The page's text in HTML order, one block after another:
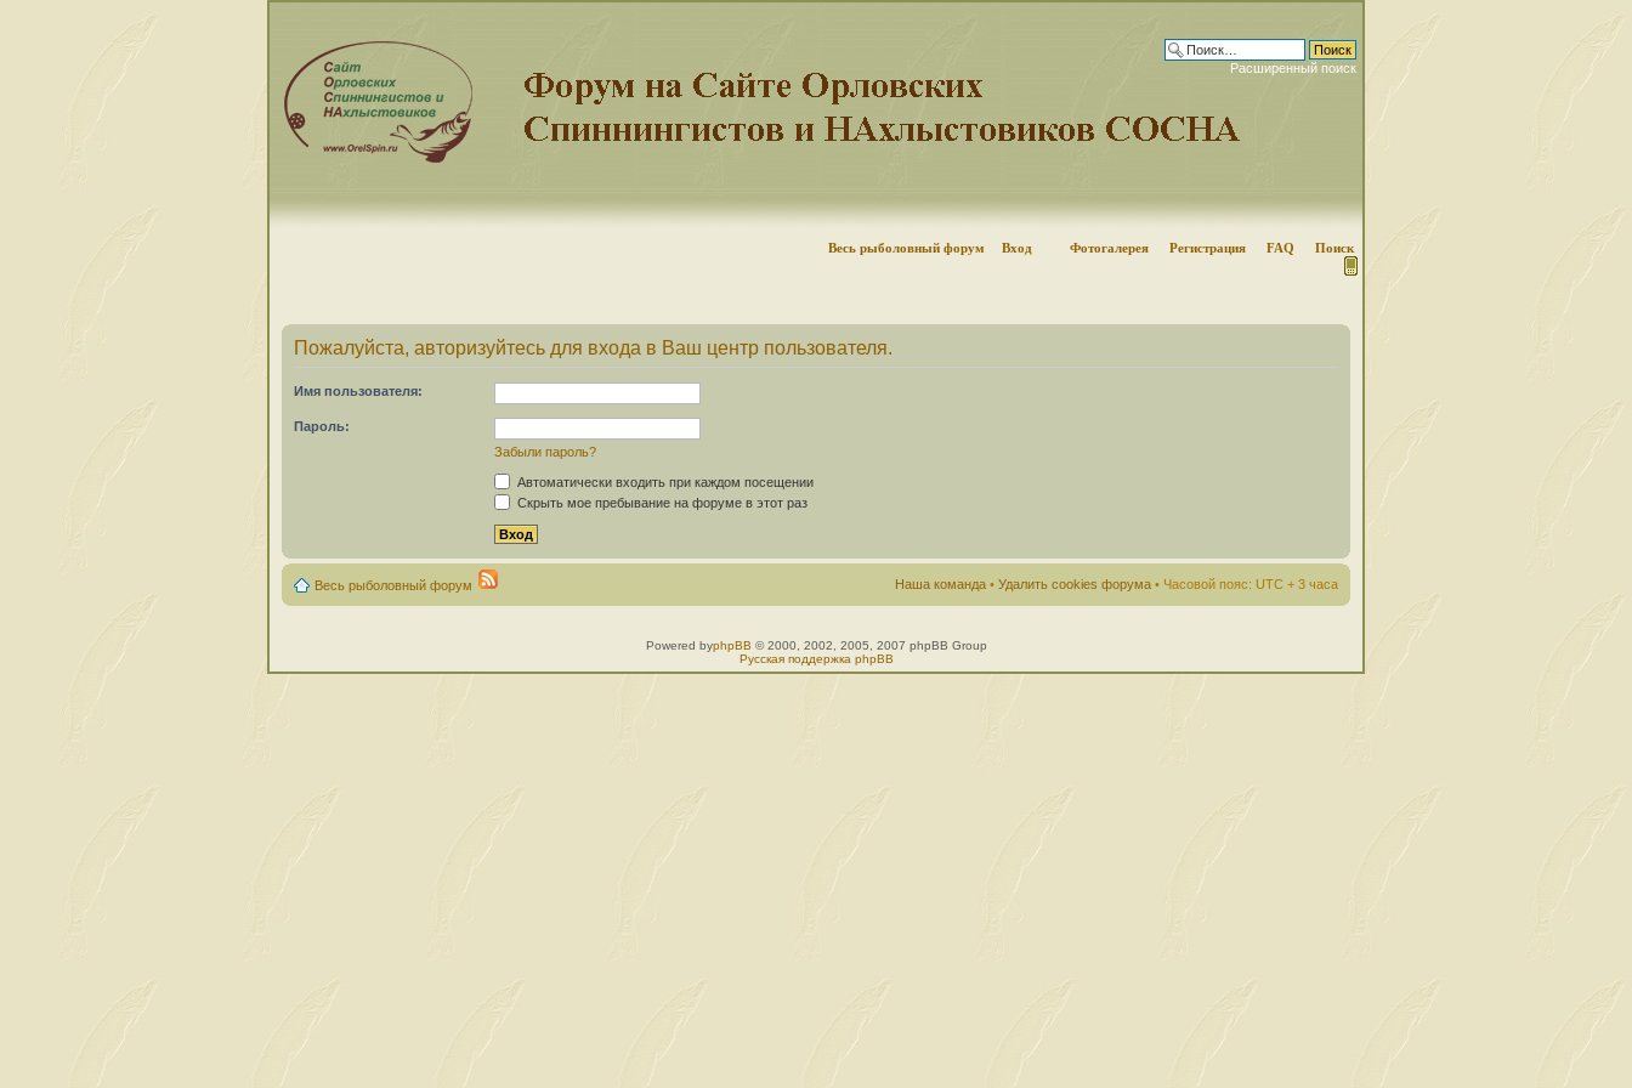
Расширенный поиск
Весь рыболовный форум Вход Фотогалерея Регистрация FAQ Поиск
Пожалуйста, авторизуйтесь для входа в Ваш центр пользователя.
Имя пользователя:
Пароль:
Забыли пароль?
Автоматически входить при каждом посещении
Скрыть мое пребывание на форуме в этот раз
Весь рыболовный форум Наша команда • Удалить cookies форума • Часовой пояс: UTC + 3 часа
Powered byphpBB © 2000, 2002, 2005, 2007 phpBB Group
Русская поддержка phpBB